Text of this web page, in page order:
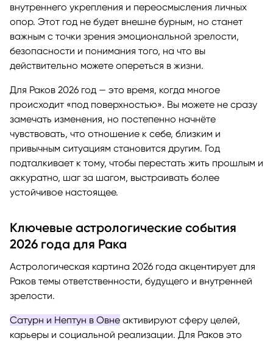
внутреннего укрепления и переосмысления личных
опор. Этот год не будет внешне бурным, но станет
важным с точки зрения эмоциональной зрелости,
безопасности и понимания того, на что вы
действительно можете опереться в жизни.
Для Раков 2026 год — это время, когда многое
происходит «под поверхностью». Вы можете не сразу
замечать изменения, но постепенно начнёте
чувствовать, что отношение к себе, близким и
привычным ситуациям становится другим. Год
подталкивает к тому, чтобы перестать жить прошлым и
аккуратно, шаг за шагом, выстраивать более
устойчивое настоящее.
Ключевые астрологические события
2026 года для Рака
Астрологическая картина 2026 года акцентирует для
Раков темы ответственности, будущего и внутренней
зрелости.
Сатурн и Нептун в Овне активируют сферу целей,
карьеры и социальной реализации. Для Раков это